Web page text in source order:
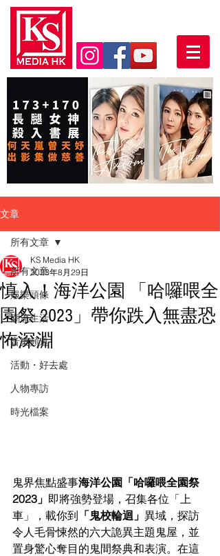
文章
所有文章
娛樂頭條
潮流生活
音樂頻道
活動・好去處
人物專訪
時光檔案
所有文章
慎入！海洋公園 「哈囉喂全
園祭 2023」帶你跌入無盡恐
怖深淵
KS Media HK
2023年8月29日
鬼界焦點盛事海洋公園「哈囉喂全園祭
2023」 即將強勢登場，召集各位「上
車」，載你到 「鬼校輪迴」 異域，探訪
令人毛骨悚然的六大詭異主題鬼屋，並
置身驚心奪目的鬼間祭典和表演。在這